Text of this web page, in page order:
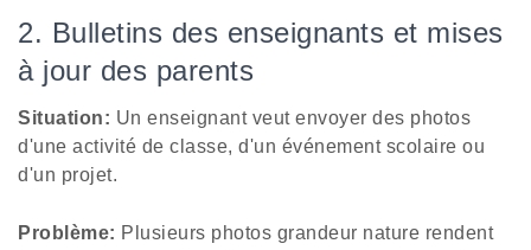
2. Bulletins des enseignants et mises
à jour des parents
Situation: Un enseignant veut envoyer des photos
d'une activité de classe, d'un événement scolaire ou
d'un projet.
Problème: Plusieurs photos grandeur nature rendent